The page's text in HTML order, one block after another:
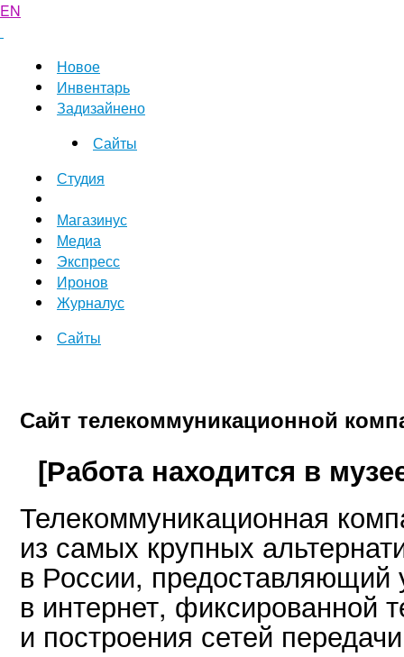
EN
Новое
Инвентарь
Задизайнено
Сайты
Студия
Магазинус
Медиа
Экспресс
Иронов
Журналус
Сайты
Сайт телекоммуникационной
[Работа находится в
Телекоммуникационная
из самых крупных
в России, предоставляющий
в интернет, фиксированной
и построения сетей